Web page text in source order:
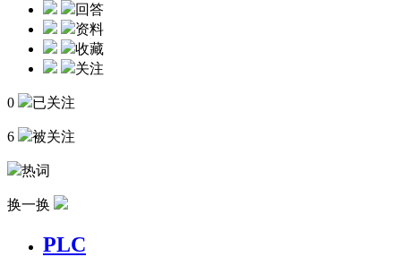
回答
资料
收藏
关注
0 已关注
6 被关注
热词
换一换
PLC